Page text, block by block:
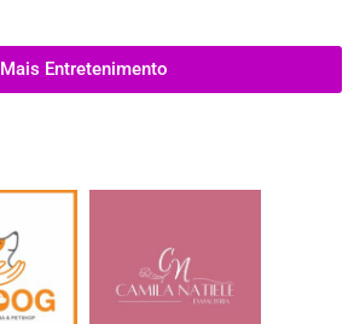
Mais Entretenimento